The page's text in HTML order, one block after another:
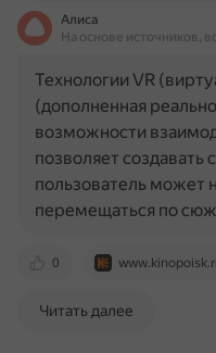
Алиса
На основе источников,
0
Технологии VR
(дополненная
возможности
позволяет создавать
пользователь может
перемещаться по
Читать далее